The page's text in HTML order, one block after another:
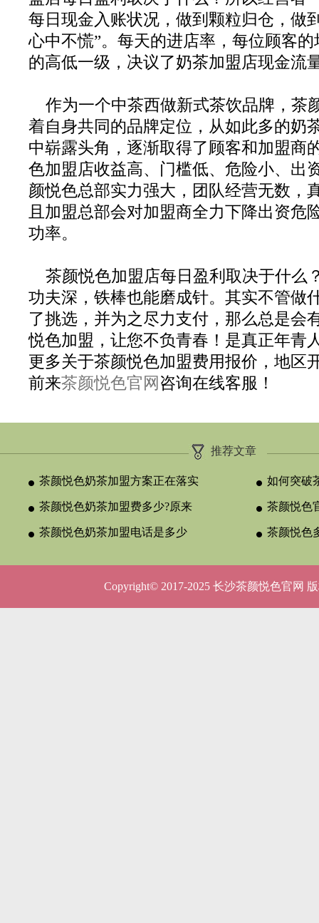
每日现金入账状况，做到颗粒归仓，做
心中不慌”。每天的进店率，每位顾客
的高低一级，决议了奶茶加盟店现金流
作为一个中茶西做新式茶饮品牌，茶
着自身共同的品牌定位，从如此多的奶
中崭露头角，逐渐取得了顾客和加盟商
色加盟店收益高、门槛低、危险小、出
颜悦色总部实力强大，团队经营无数，
且加盟总部会对加盟商全力下降出资危
功率。
茶颜悦色加盟店每日盈利取决于什么
功夫深，铁棒也能磨成针。其实不管做
了挑选，并为之尽力支付，那么总是会
悦色加盟，让您不负青春！是真正年青
更多关于茶颜悦色加盟费用报价，地区
前来茶颜悦色官网 咨询在线客服！
推荐文章
茶颜悦色奶茶加盟方案正在落实 如何突破
颈？
茶颜悦色奶茶加盟费多少?原来
与合作类型
茶颜悦色
晚吗？
茶颜悦色奶茶加盟电话是多少 茶颜悦色
Copyright© 2017-2025 长沙茶颜悦色官网